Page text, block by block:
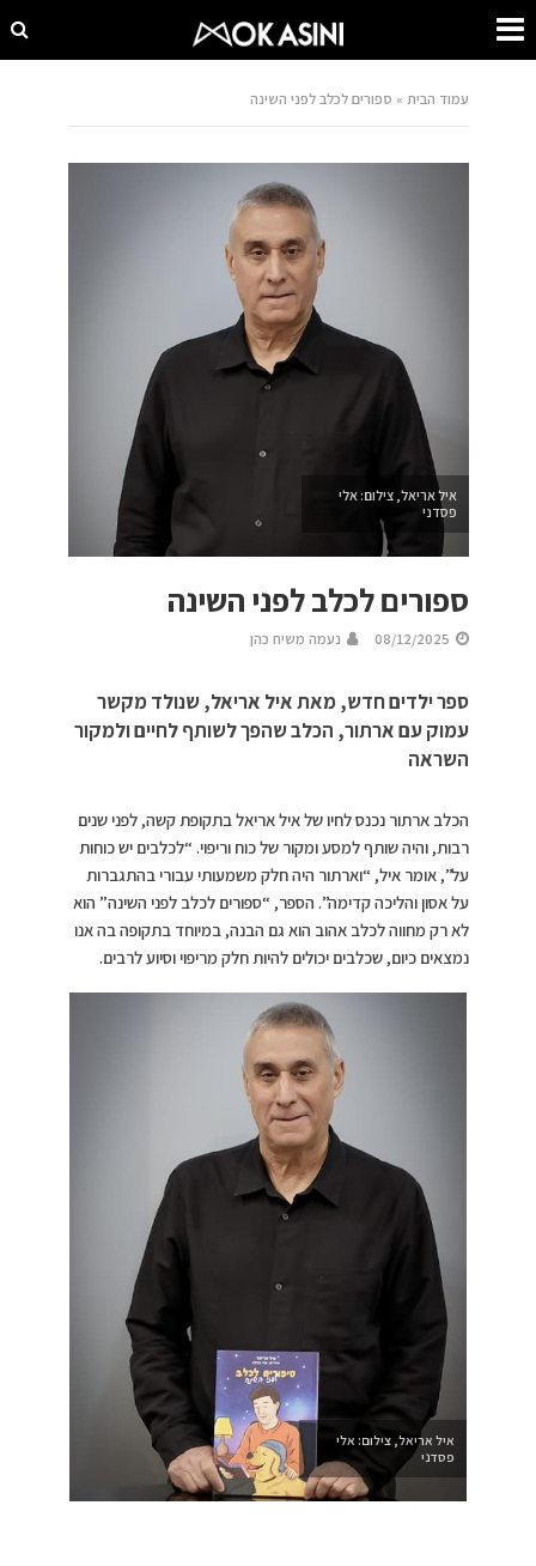
עמוד הבית » ספורים לכלב לפני השינה
איל אריאל, צילום: אלי
פסדני
ספורים לכלב לפני השינה
08/12/2025 נעמה משיח כהן
ספר ילדים חדש, מאת איל אריאל, שנולד מקשר
עמוק עם ארתור, הכלב שהפך לשותף לחיים ולמקור
השראה
הכלב ארתור נכנס לחיו של איל אריאל בתקופת קשה, לפני שנים
רבות, והיה שותף למסע ומקור של כוח וריפוי. “לכלבים יש כוחות
על”, אומר איל, “וארתור היה חלק משמעותי עבורי בהתגברות
על אסון והליכה קדימה”. הספר, “ספורים לכלב לפני השינה” הוא
לא רק מחווה לכלב אהוב הוא גם הבנה, במיוחד בתקופה בה אנו
נמצאים כיום, שכלבים יכולים להיות חלק מריפוי וסיוע לרבים.
איל אריאל, צילום: אלי
פסדני